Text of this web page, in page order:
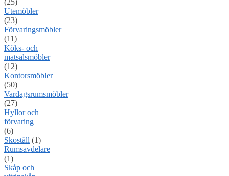
(25)
Utemöbler
(23)
Förvaringsmöbler
(11)
Köks- och
matsalsmöbler
(12)
Kontorsmöbler
(50)
Vardagsrumsmöbler
(27)
Hyllor och
förvaring
(6)
Skoställ (1)
Rumsavdelare
(1)
Skåp och